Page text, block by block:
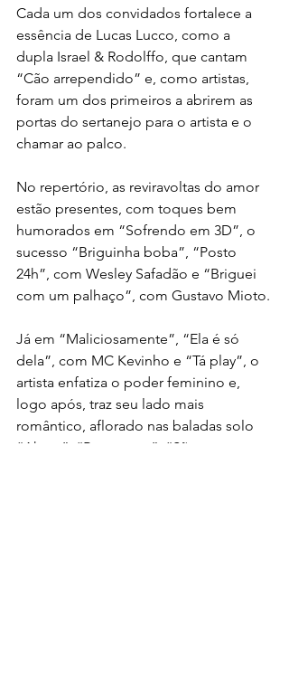
Cada um dos convidados fortalece a
essência de Lucas Lucco, como a
dupla Israel & Rodolffo, que cantam
“Cão arrependido” e, como artistas,
foram um dos primeiros a abrirem as
portas do sertanejo para o artista e o
chamar ao palco.
No repertório, as reviravoltas do amor
estão presentes, com toques bem
humorados em “Sofrendo em 3D”, o
sucesso “Briguinha boba”, “Posto
24h”, com Wesley Safadão e “Briguei
com um palhaço”, com Gustavo Mioto.
Já em “Maliciosamente”, “Ela é só
dela”, com MC Kevinho e “Tá play”, o
artista enfatiza o poder feminino e,
logo após, traz seu lado mais
romântico, aflorado nas baladas solo
“Aham”, “Boca cega”, “São